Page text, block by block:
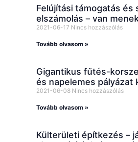
Felújítási támogatás és
elszámolás – van
2021-06-17 Nincs hozzászólás
Tovább olvasom »
Gigantikus fűtés-
és napelemes pályázat
2021-06-08 Nincs hozzászólás
Tovább olvasom »
Külterületi építkezés –